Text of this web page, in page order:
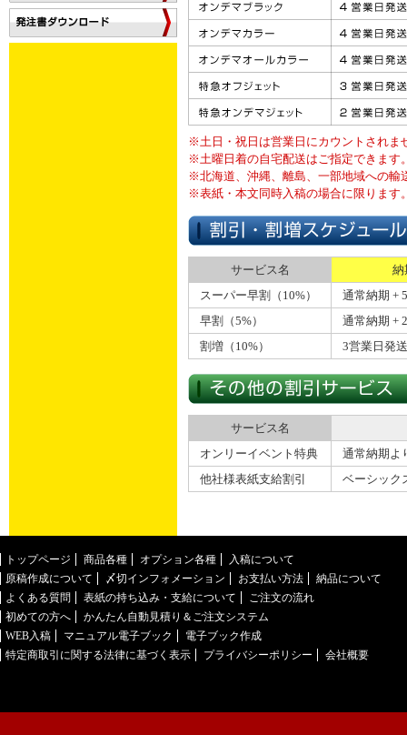
※土日・祝日は営業日にカウントされま
※土曜日着の自宅配送はご指定できます
※北海道、沖縄、離島、一部地域への輸
※表紙・本文同時入稿の場合に限ります
サービス名
納
スーパー早割（10%）
通常納期 +
早割（5%）
通常納期 +
割増（10%）
3営業日発送
サービス名
オンリーイベント特典
通常納期よ
他社様表紙支給割引
ベーシック
トップページ 商品各種 オプション各種
入稿について
原稿作成について
〆切インフォメーション お支払い方法
納品について
よくある質問
表紙の持ち込み・支給について
ご注文の流れ
初めての方へ
かんたん自動見積り＆ご注文システム
WEB入稿
マニュアル電子ブック
電子ブック作成
特定商取引に関する法律に基づく表示
プライバシーポリシー 会社概要